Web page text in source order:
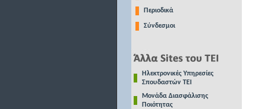
Περιοδικά
Σύνδεσμοι
Ηλεκτρονικές Υπηρεσίες
Σπουδαστών ΤΕΙ
Μονάδα Διασφάλισης
Ποιότητας